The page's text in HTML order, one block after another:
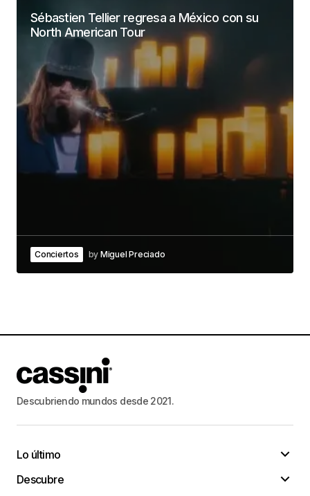
Sébastien Tellier regresa a México con su
North American Tour
Conciertos by Miguel Preciado
Descubriendo mundos desde 2021.
Lo último
Descubre